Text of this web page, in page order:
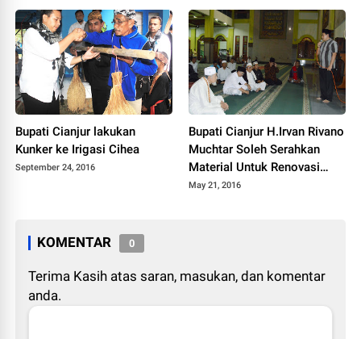
Bupati Cianjur lakukan
Kunker ke Irigasi Cihea
September 24, 2016
Bupati Cianjur H.Irvan Rivano
Muchtar Soleh Serahkan
Material Untuk Renovasi
Mesjid
May 21, 2016
KOMENTAR 0
Terima Kasih atas saran, masukan, dan komentar
anda.